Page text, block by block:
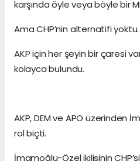
karşında öyle veya böyle bir
Ama CHP’nin alternatifi yoktu.
AKP için her şeyin bir çaresi
kolayca bulundu.
AKP, DEM ve APO üzerinden
rol biçti.
İmamoğlu-Özel ikilisinin